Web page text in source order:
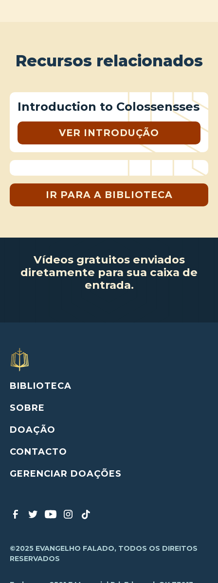
Recursos relacionados
Introduction to Colossensses
VER INTRODUÇÃO
IR PARA A BIBLIOTECA
Vídeos gratuitos enviados
diretamente para sua caixa de
entrada.
BIBLIOTECA
SOBRE
DOAÇÃO
CONTACTO
GERENCIAR DOAÇÕES
©2025 EVANGELHO FALADO, TODOS OS DIREITOS
RESERVADOS